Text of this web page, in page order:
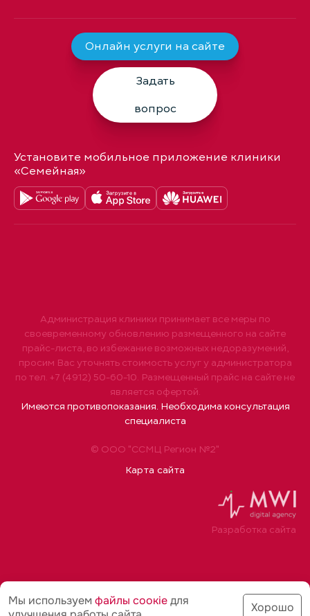
Онлайн услуги на сайте
Задать
вопрос
Установите мобильное приложение клиники
«Семейная»
© ООО "ССМЦ Регион №2"
Карта сайта
Администрация клиники принимает все меры по
своевременному обновлению размещенного на сайте
прайс-листа, во избежание возможных недоразумений,
просим Вас уточнять стоимость услуг у администратора
по тел. +7 (4912) 50-60-10. Размещенный прайс на сайте не
является офертой.
Имеются противопоказания. Необходима консультация
специалиста
Разработка сайта
Мы используем файлы соoкіедля
Хорошо